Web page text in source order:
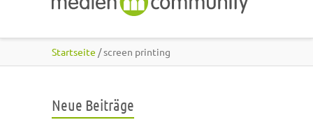
Startseite / screen printing
Neue Beiträge